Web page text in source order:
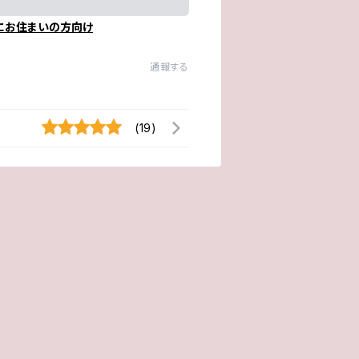
お住まいの方向け
通報する
(19)